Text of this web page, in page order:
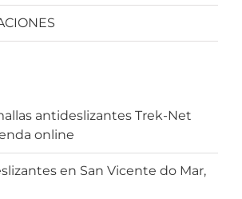
antideslizantes Trek-Net
online
en San Vicente do Mar,